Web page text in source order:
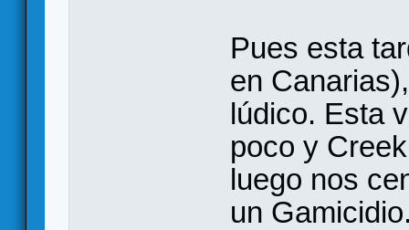
Pues esta
en
lúdico. Esta
poco y
luego nos
un